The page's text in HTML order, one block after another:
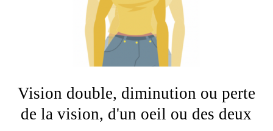
Vision double, diminution ou perte
de la vision, d'un oeil ou des deux